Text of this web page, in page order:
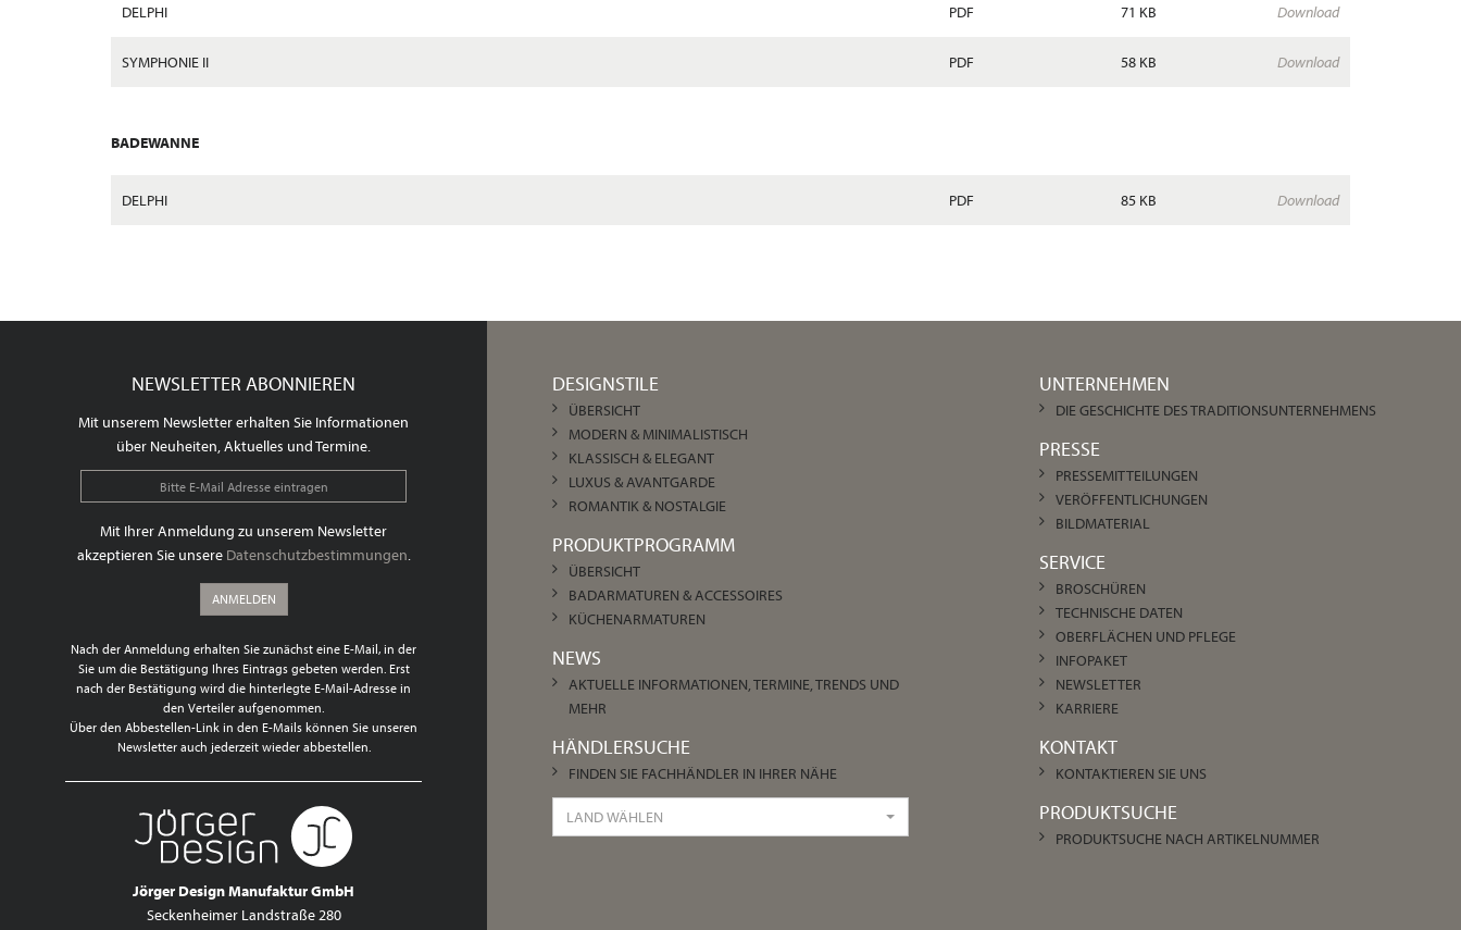
DELPHI PDF 71 KB Download
SYMPHONIE II PDF 58 KB Download
BADEWANNE
DELPHI PDF 85 KB Download
NEWSLETTER ABONNIEREN
Mit unserem Newsletter erhalten Sie Informationen
über Neuheiten, Aktuelles und Termine.
Mit Ihrer Anmeldung zu unserem Newsletter
akzeptieren Sie unsere Datenschutzbestimmungen.
ANMELDEN
Nach der Anmeldung erhalten Sie zunächst eine E-Mail, in der
Sie um die Bestätigung Ihres Eintrags gebeten werden. Erst
nach der Bestätigung wird die hinterlegte E-Mail-Adresse in
den Verteiler aufgenommen.
Über den Abbestellen-Link in den E-Mails können Sie unseren
Newsletter auch jederzeit wieder abbestellen.
Jörger Design Manufaktur GmbH
Seckenheimer Landstraße 280
DESIGNSTILE
ÜBERSICHT
MODERN & MINIMALISTISCH
KLASSISCH & ELEGANT
LUXUS & AVANTGARDE
ROMANTIK & NOSTALGIE
PRODUKTPROGRAMM
ÜBERSICHT
BADARMATUREN & ACCESSOIRES
KÜCHENARMATUREN
NEWS
AKTUELLE INFORMATIONEN, TERMINE, TRENDS UND
MEHR
HÄNDLERSUCHE
FINDEN SIE FACHHÄNDLER IN IHRER NÄHE
LAND WÄHLEN
UNTERNEHMEN
DIE GESCHICHTE DES TRADITIONSUNTERNEHMENS
PRESSE
PRESSEMITTEILUNGEN
VERÖFFENTLICHUNGEN
BILDMATERIAL
SERVICE
BROSCHÜREN
TECHNISCHE DATEN
OBERFLÄCHEN UND PFLEGE
INFOPAKET
NEWSLETTER
KARRIERE
KONTAKT
KONTAKTIEREN SIE UNS
PRODUKTSUCHE
PRODUKTSUCHE NACH ARTIKELNUMMER